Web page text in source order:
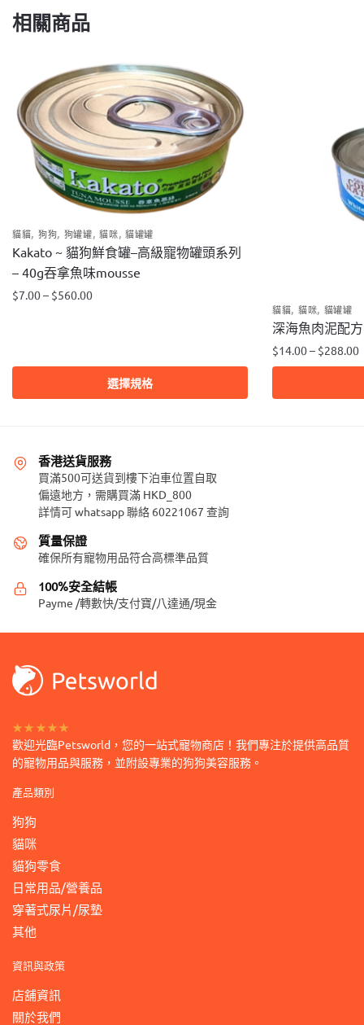
相關商品
貓貓, 狗狗, 狗罐罐,貓咪, 貓罐罐
Kakato ~ 貓狗鮮食罐–高級寵物罐頭系列
– 40g吞拿魚味mousse
$7.00– $560.00
選擇規格
多
式。
品
選
選
貓貓, 貓咪, 貓罐罐
深海魚肉泥配方
$14.00– $288.00
產
面
香港送貨服務
買滿500可送貨到樓下泊車位置自取
偏遠地方，需購買滿 HKD_800
詳情可 whatsapp 聯絡 60221067 查詢
質量保證
確保所有寵物用品符合高標準品質
100%安全結帳
Payme /轉數快/支付寶/八達通/現金
★★★★★
歡迎光臨Petsworld，您的一站式寵物商店！我們專注於提供高品質
的寵物用品與服務，並附設專業的狗狗美容服務。
產品類別
狗狗
貓咪
貓狗零食
日常用品/營養品
穿著式尿片/尿墊
其他
資訊與政策
店舖資訊
關於我們